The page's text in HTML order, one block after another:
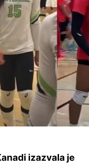
izazvala je